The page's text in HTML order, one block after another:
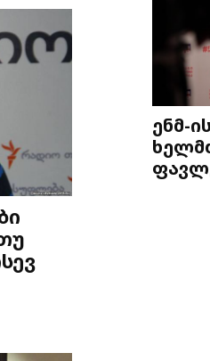
ენმ-